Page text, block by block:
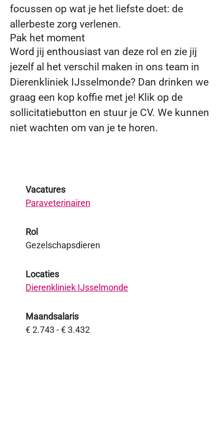
focussen op wat je het liefste doet: de
allerbeste zorg verlenen.
Pak het moment
Word jij enthousiast van deze rol en zie jij
jezelf al het verschil maken in ons team in
Dierenkliniek IJsselmonde? Dan drinken we
graag een kop koffie met je! Klik op de
sollicitatiebutton en stuur je CV. We kunnen
niet wachten om van je te horen.
Vacatures
Paraveterinairen
Rol
Gezelschapsdieren
Locaties
Dierenkliniek IJsselmonde
Maandsalaris
€ 2.743 - € 3.432